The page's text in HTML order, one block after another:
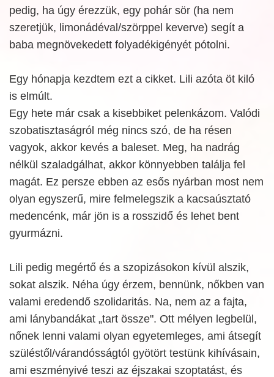
pedig, ha úgy érezzük, egy pohár sör (ha nem
szeretjük, limonádéval/szörppel keverve) segít a
baba megnövekedett folyadékigényét pótolni.
Egy hónapja kezdtem ezt a cikket. Lili azóta öt kiló
is elmúlt.
Egy hete már csak a kisebbiket pelenkázom. Valódi
szobatisztaságról még nincs szó, de ha résen
vagyok, akkor kevés a baleset. Meg, ha nadrág
nélkül szaladgálhat, akkor könnyebben találja fel
magát. Ez persze ebben az esős nyárban most nem
olyan egyszerű, mire felmelegszik a kacsaúsztató
medencénk, már jön is a rosszidő és lehet bent
gyurmázni.
Lili pedig megértő és a szopizásokon kívül alszik,
sokat alszik. Néha úgy érzem, bennünk, nőkben van
valami eredendő szolidaritás. Na, nem az a fajta,
ami lánybandákat „tart össze". Ott mélyen legbelül,
nőnek lenni valami olyan egyetemleges, ami átsegít
szüléstől/várandósságtól gyötört testünk kihívásain,
ami eszményivé teszi az éjszakai szoptatást, és